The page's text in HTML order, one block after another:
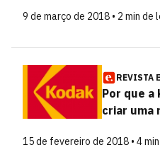
9 de março de 2018 • 2 min de
REVISTA
Por que a
criar uma
15 de fevereiro de 2018 • 4